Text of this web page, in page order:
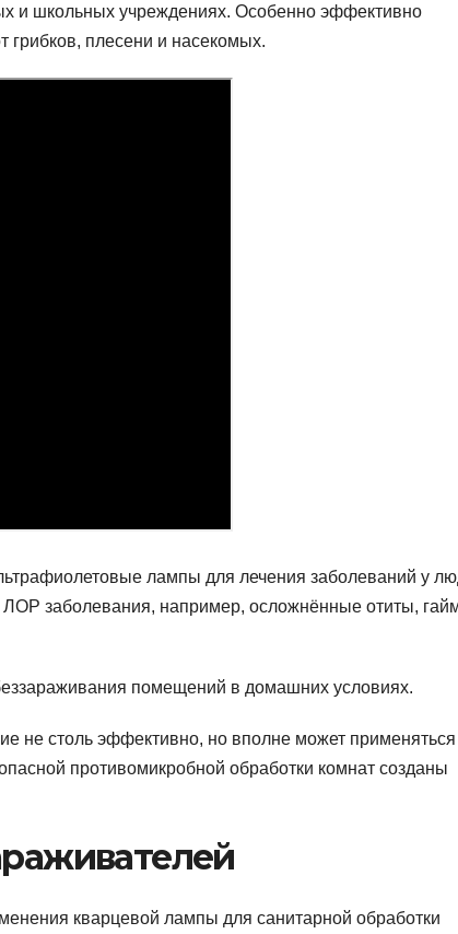
и школьных учреждениях. Особенно эффективно
грибков, плесени и насекомых.
лампы для лечения заболеваний у
заболевания, например, осложнённые отиты,
помещений в домашних условиях.
не столь эффективно, но вполне может применяться
противомикробной обработки комнат созданы
кварцевой лампы для санитарной обработки